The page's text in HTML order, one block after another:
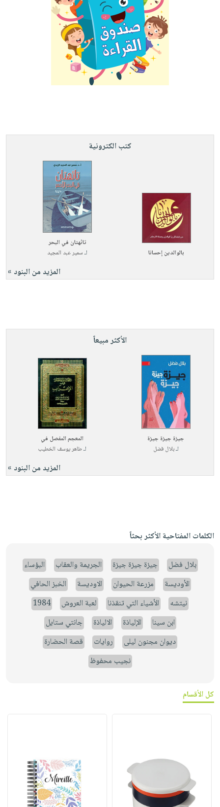
كتب الكترونية
بالوالدين إحسانا
تائهتان في البحر
لـسمير عبد المجيد
المزيد من البنود »
الأكثر مبيعاً
جيزة جيزة جيزة
لـبلال فضل
المعجم المفصل في
لـطاهر يوسف الخطيب
المزيد من البنود »
الكلمات المفتاحية الأكثر بحثاً
بلال فضل جيزة جيزة جيزة الجريمة والعقاب
البؤساء
الأوديسة
مزرعة الحيوان الاوديسة
الخبز الحافي
نيتشه
الأشياء التي تنقذنا لعبة العروش
1984
ابن سينا
الإلياذة الالياذة
جانتي ستايل
ديوان مجنون ليلى
روايات
قصة الحضارة
نجيب محفوظ
كل الأقسام